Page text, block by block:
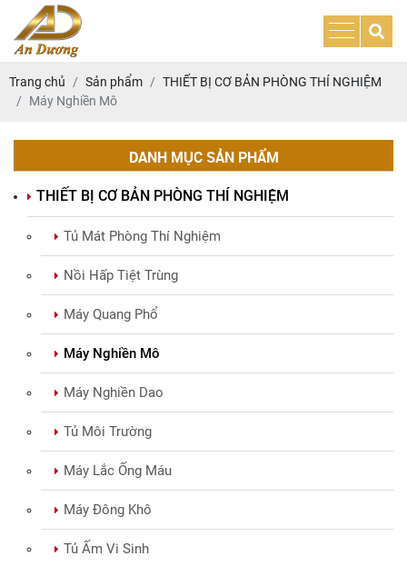
Trang chủ Sản phẩm
THIẾT BỊ CƠ BẢN PHÒNG THÍ NGHIỆM
Máy Nghiền Mô
DANH MỤC SẢN PHẨM
THIẾT BỊ CƠ BẢN PHÒNG THÍ NGHIỆM
Tủ Mát Phòng Thí Nghiệm
Nồi Hấp Tiệt Trùng
Máy Quang Phổ
Máy Nghiền Mô
Máy Nghiền Dao
Tủ Môi Trường
Máy Lắc Ống Máu
Máy Đông Khô
Tủ Ấm Vi Sinh